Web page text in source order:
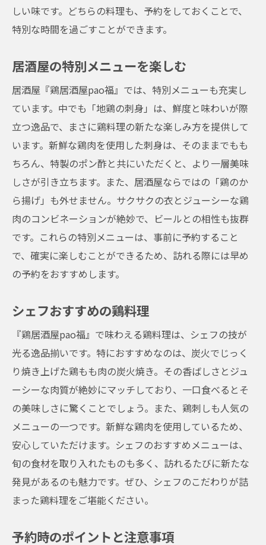
しい味です。どちらの料理も、予約をしておくことで、
特別な時間を過ごすことができます。
居酒屋の特別メニューを楽しむ
居酒屋『鶏居酒屋pao福』では、特別メニューも充実し
ています。中でも「地鶏の刺身」は、鮮度と味わいが際
立つ逸品で、まさに鶏料理の新たな楽しみ方を提供して
います。新鮮な鶏肉を使用した刺身は、そのままでもも
ちろん、特製のポン酢と共にいただくと、より一層美味
しさが引き立ちます。また、居酒屋ならではの「鶏のか
ら揚げ」も外せません。サクサクの衣とジューシーな鶏
肉のコンビネーションが絶妙で、ビールとの相性も抜群
です。これらの特別メニューは、事前に予約すること
で、確実に楽しむことができるため、訪れる際には早め
の予約をおすすめします。
シェフおすすめの鶏料理
『鶏居酒屋pao福』で味わえる鶏料理は、シェフの技が
光る逸品揃いです。特におすすめなのは、炭火でじっく
り焼き上げた鶏もも肉の炭火焼き。その香ばしさとジュ
ーシーな肉質が絶妙にマッチしており、一口食べるとそ
の美味しさに驚くことでしょう。また、鶏刺しも人気の
メニューの一つです。新鮮な鶏肉を使用しているため、
安心していただけます。シェフのおすすめメニューは、
旬の食材を取り入れたものも多く、訪れるたびに新たな
発見があるのも魅力です。ぜひ、シェフのこだわりが詰
まった鶏料理をご堪能ください。
予約時のポイントと注意事項